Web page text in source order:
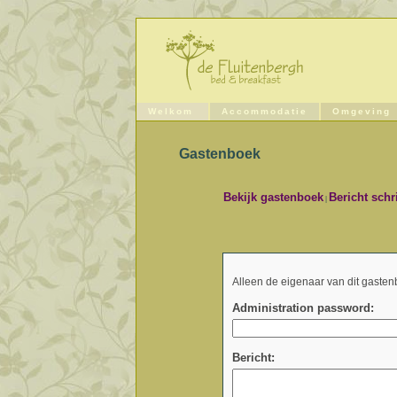
Welkom Accommodatie Omgeving
Gastenboek
Bekijk gastenboek| Bericht
Alleen de eigenaar van dit
Administration password:
Bericht: